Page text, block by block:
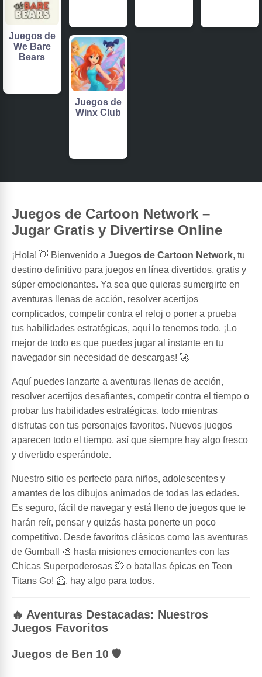
Juegos de Cartoon Network –
Jugar Gratis y Divertirse Online
¡Hola! 👋 Bienvenido a Juegos de Cartoon Network, tu
destino definitivo para juegos en línea divertidos, gratis y
súper emocionantes. Ya sea que quieras sumergirte en
aventuras llenas de acción, resolver acertijos
complicados, competir contra el reloj o poner a prueba
tus habilidades estratégicas, aquí lo tenemos todo. ¡Lo
mejor de todo es que puedes jugar al instante en tu
navegador sin necesidad de descargas! 🚀
Aquí puedes lanzarte a aventuras llenas de acción,
resolver acertijos desafiantes, competir contra el tiempo o
probar tus habilidades estratégicas, todo mientras
disfrutas con tus personajes favoritos. Nuevos juegos
aparecen todo el tiempo, así que siempre hay algo fresco
y divertido esperándote.
Nuestro sitio es perfecto para niños, adolescentes y
amantes de los dibujos animados de todas las edades.
Es seguro, fácil de navegar y está lleno de juegos que te
harán reír, pensar y quizás hasta ponerte un poco
competitivo. Desde favoritos clásicos como las aventuras
de Gumball 🎨 hasta misiones emocionantes con las
Chicas Superpoderosas 💥 o batallas épicas en Teen
Titans Go! 🦸, hay algo para todos.
🔥 Aventuras Destacadas: Nuestros
Juegos Favoritos
Juegos de Ben 10 🛡️
Juegos de
We Bare
Bears
Juegos de
Winx Club